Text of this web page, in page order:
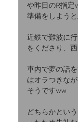
や昨日のR指定
準備をしよう
近鉄で難波に
をくださり、
車内で夢の話
はオラつきな
そうですww
どちらかとい